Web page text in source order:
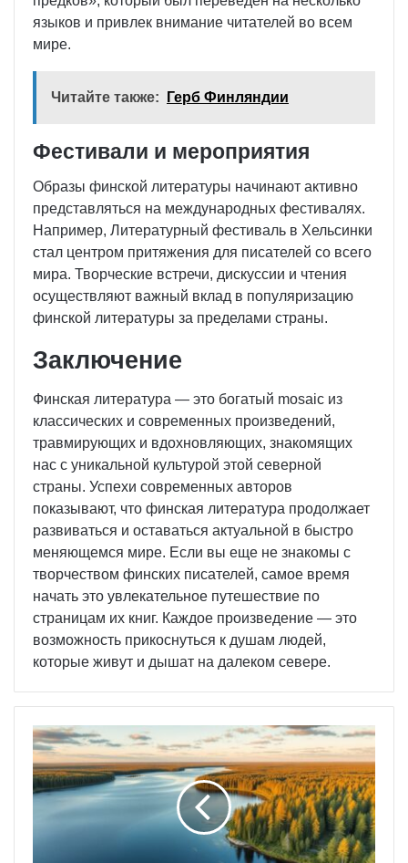
языков и привлек внимание читателей во всем
мире.
Читайте также: Герб Финляндии
Фестивали и мероприятия
Образы финской литературы начинают активно
представляться на международных фестивалях.
Например, Литературный фестиваль в Хельсинки
стал центром притяжения для писателей со всего
мира. Творческие встречи, дискуссии и чтения
осуществляют важный вклад в популяризацию
финской литературы за пределами страны.
Заключение
Финская литература — это богатый mosaic из
классических и современных произведений,
травмирующих и вдохновляющих, знакомящих
нас с уникальной культурой этой северной
страны. Успехи современных авторов
показывают, что финская литература продолжает
развиваться и оставаться актуальной в быстро
меняющемся мире. Если вы еще не знакомы с
творчеством финских писателей, самое время
начать это увлекательное путешествие по
страницам их книг. Каждое произведение — это
возможность прикоснуться к душам людей,
которые живут и дышат на далеком севере.